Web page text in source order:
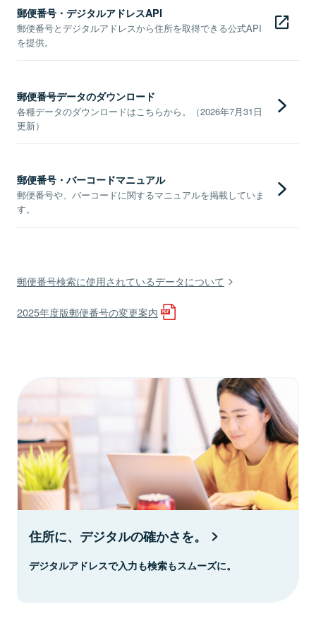
郵便番号・デジタルアドレスAPI
郵便番号とデジタルアドレスから住所を取得できる公式API
を提供。
郵便番号データのダウンロード
各種データのダウンロードはこちらから。（2026年7月31日
更新）
郵便番号・バーコードマニュアル
郵便番号や、バーコードに関するマニュアルを掲載していま
す。
郵便番号検索に使用されているデータについて
2025年度版郵便番号の変更案内
住所に、デジタルの確かさを。
デジタルアドレスで入力も検索もスムーズに。